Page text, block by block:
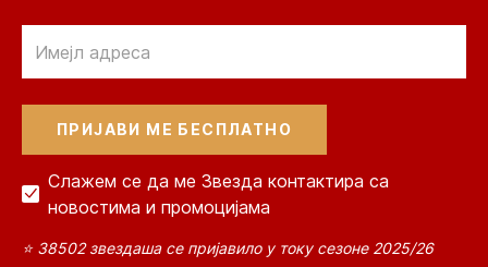
Слажем се да ме Звезда контактира са
новостима и промоцијама
⭐ 38502 звездаша се пријавило у току сезоне 2025/26